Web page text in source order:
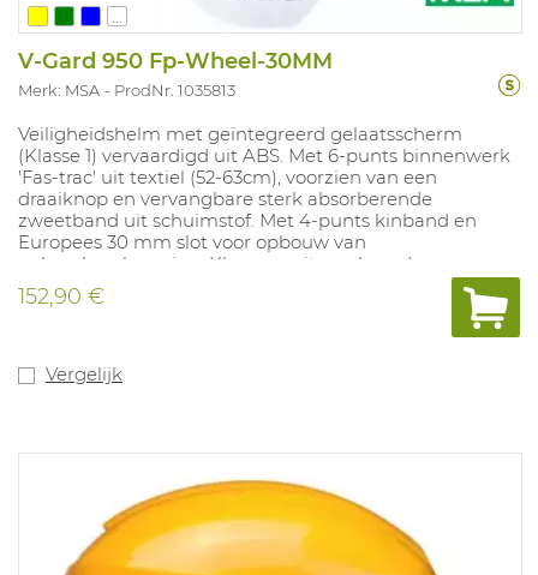
...
V-Gard 950 Fp-Wheel-30MM
Merk: MSA ProdNr. 1035813
Veiligheidshelm met geïntegreerd gelaatsscherm
(Klasse 1) vervaardigd uit ABS. Met 6-punts binnenwerk
'Fas-trac' uit textiel (52-63cm), voorzien van een
draaiknop en vervangbare sterk absorberende
zweetband uit schuimstof. Met 4-punts kinband en
Europees 30 mm slot voor opbouw van
gehoorbescherming. Kleuren: wit, geel, rood, groen,
blauw, oranje.
152,90 €
Vergelijk